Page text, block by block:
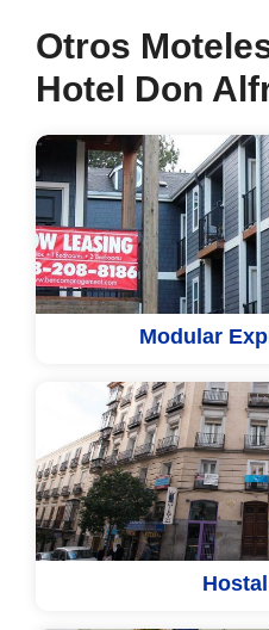
Otros
Hotel Don
Modular